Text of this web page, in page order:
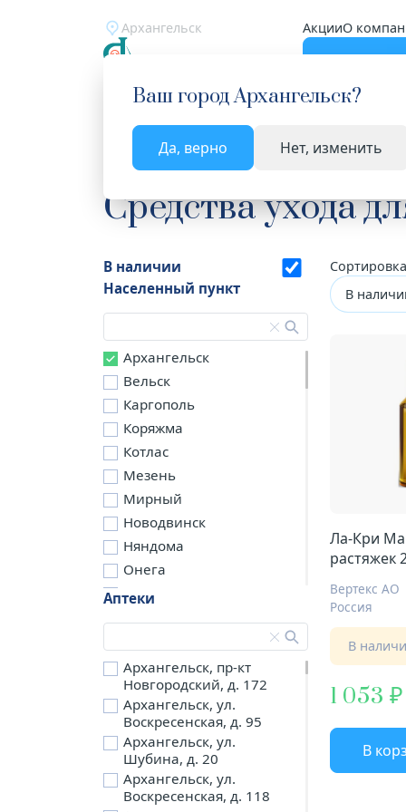
Архангельск АкцииО
Ваш городАрхангельск?
Да, верно Нет, изменить
Главная Каталог Мама и малыш
Средства ухода
В наличии
Населенный пункт
Архангельск
Вельск
Каргополь
Коряжма
Котлас
Мезень
Мирный
Новодвинск
Няндома
Онега
Северодвинск
д. Бережная
д. Петариха
д. Согра
п. Березник
п. Боброво
п. Вычегодский
п. Двинской,
Аптеки
Архангельск, пр-кт
Новгородский, д. 172
Архангельск, ул.
Воскресенская, д. 95
Архангельск, ул.
Шубина, д. 20
Архангельск, ул.
Воскресенская, д. 118
В
Ла-Кри
растяжек
Вертекс АО
Россия
В
1 053
В